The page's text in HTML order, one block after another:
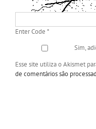
Enter Code *
Sim,
Esse site utiliza o Akismet
de comentários são